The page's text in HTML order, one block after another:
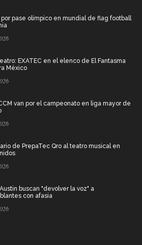
por pase olímpico en mundial de flag football
EXATEC en el elenco de El Fantasma
México
van por el campeonato en liga mayor de
de PrepaTec Qro al teatro musical en
buscan "devolver la voz" a
con afasia